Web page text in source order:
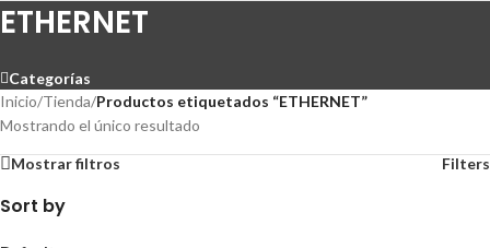
ETHERNET
Categorías
Inicio/Tienda/Productos etiquetados “ETHERNET”
Mostrando el único resultado
Mostrar filtros Filters
Sort by